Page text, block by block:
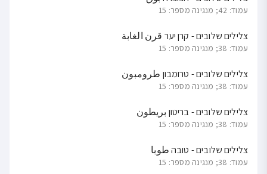
עמוד: 42; מנגינה מספר: 15
צלילים שלובים - קרן יער قرن الغابة
עמוד: 38; מנגינה מספר: 15
צלילים שלובים - טרומבון طرومبون
עמוד: 38; מנגינה מספר: 15
צלילים שלובים - בריטון بريطون
עמוד: 38; מנגינה מספר: 15
צלילים שלובים - טובה طوبا
עמוד: 38; מנגינה מספר: 15